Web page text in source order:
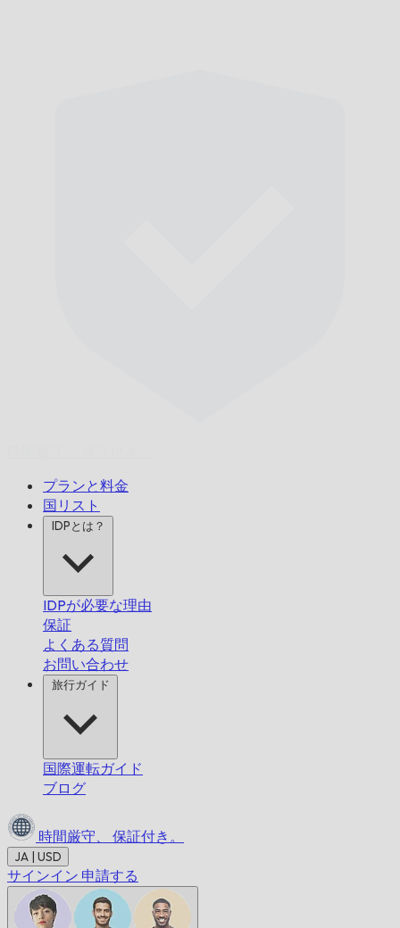
プランと料金
国リスト
IDPとは？
IDPが必要な理由
保証
よくある質問
お問い合わせ
旅行ガイド
国際運転ガイド
ブログ
時間厳守、 保証付き。
JA | USD
サインイン 申請する